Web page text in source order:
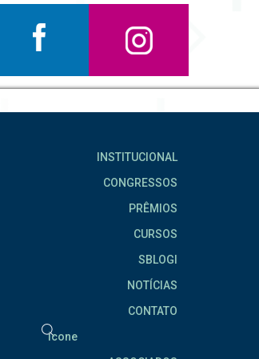
INSTITUCIONAL
CONGRESSOS
PRÊMIOS
CURSOS
SBLOGI
NOTÍCIAS
CONTATO
icone